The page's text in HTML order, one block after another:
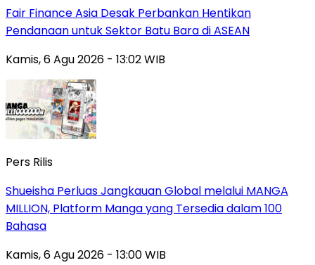
Fair Finance Asia Desak Perbankan Hentikan
Pendanaan untuk Sektor Batu Bara di ASEAN
Kamis, 6 Agu 2026 - 13:02 WIB
Pers Rilis
Shueisha Perluas Jangkauan Global melalui MANGA
MILLION, Platform Manga yang Tersedia dalam 100
Bahasa
Kamis, 6 Agu 2026 - 13:00 WIB